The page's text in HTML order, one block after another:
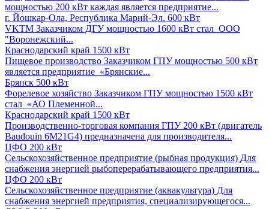
мощностью 200 кВт каждая является предприятие...
г. Йошкар-Ола, Республика Марий-Эл. 600 кВт
VKTM Заказчиком ДГУ мощностью 1600 кВт стал ООО
"Воронежский...
Краснодарский край 1500 кВт
Пищевое производство Заказчиком ГПУ мощностью 500 кВт
является предприятие «Брянские...
Брянск 500 кВт
Форелевое хозяйство Заказчиком ГПУ мощностью 1500 кВт
стал «АО Племенной...
Краснодарский край 1500 кВт
Производственно-торговая компания ГПУ 200 кВт (двигатель
Baudouin 6M21G4) предназначена для производителя...
ЦФО 200 кВт
Сельскохозяйственное предприятие (рыбная продукция) Для
снабжения энергией рыбоперерабатывающего предприятия...
ЦФО 200 кВт
Сельскохозяйственное предприятие (аквакультура) Для
снабжения энергией предприятия, специализирующегося...